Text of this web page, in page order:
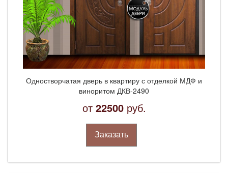
Одностворчатая дверь в квартиру с отделкой МДФ и
виноритом ДКВ-2490
от 22500руб.
Заказать